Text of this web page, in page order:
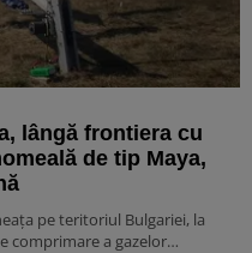
lângă frontiera cu
de tip Maya,
pe teritoriul Bulgariei, la
comprimare a gazelor…